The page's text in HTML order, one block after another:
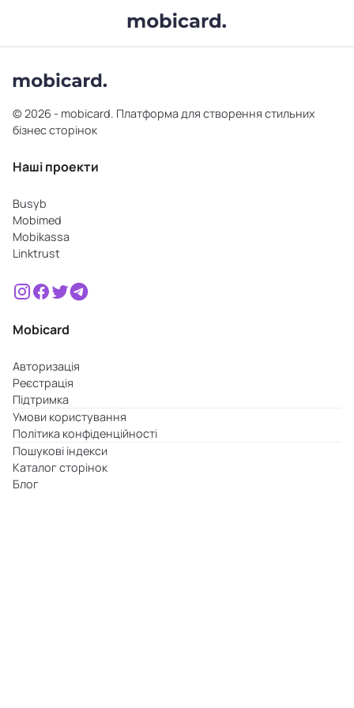
© 2026 - mobicard. Платформа для створення стильних
бізнес сторінок
Наші проекти
Busyb
Mobimed
Mobikassa
Linktrust
Mobicard
Авторизація
Реєстрація
Підтримка
Умови користування
Політика конфіденційності
Пошукові індекси
Каталог сторінок
Блог